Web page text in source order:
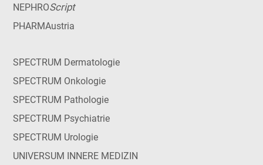
NEPHROScript
PHARMAustria
SPECTRUM Dermatologie
SPECTRUM Onkologie
SPECTRUM Pathologie
SPECTRUM Psychiatrie
SPECTRUM Urologie
UNIVERSUM INNERE MEDIZIN